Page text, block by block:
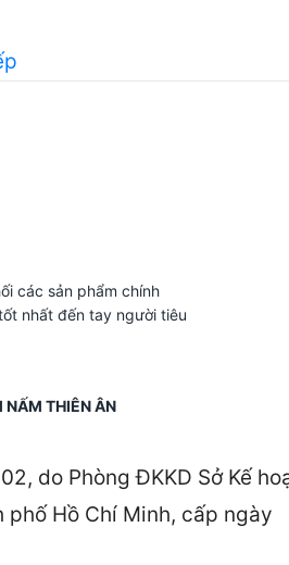
các sản phẩm chính
nhất đến tay người tiêu
NẤM THIÊN ÂN
do Phòng ĐKKD Sở Kế
Hồ Chí Minh, cấp ngày